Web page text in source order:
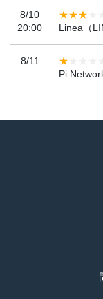
8/10
20:00
Linea（
8/11
Pi